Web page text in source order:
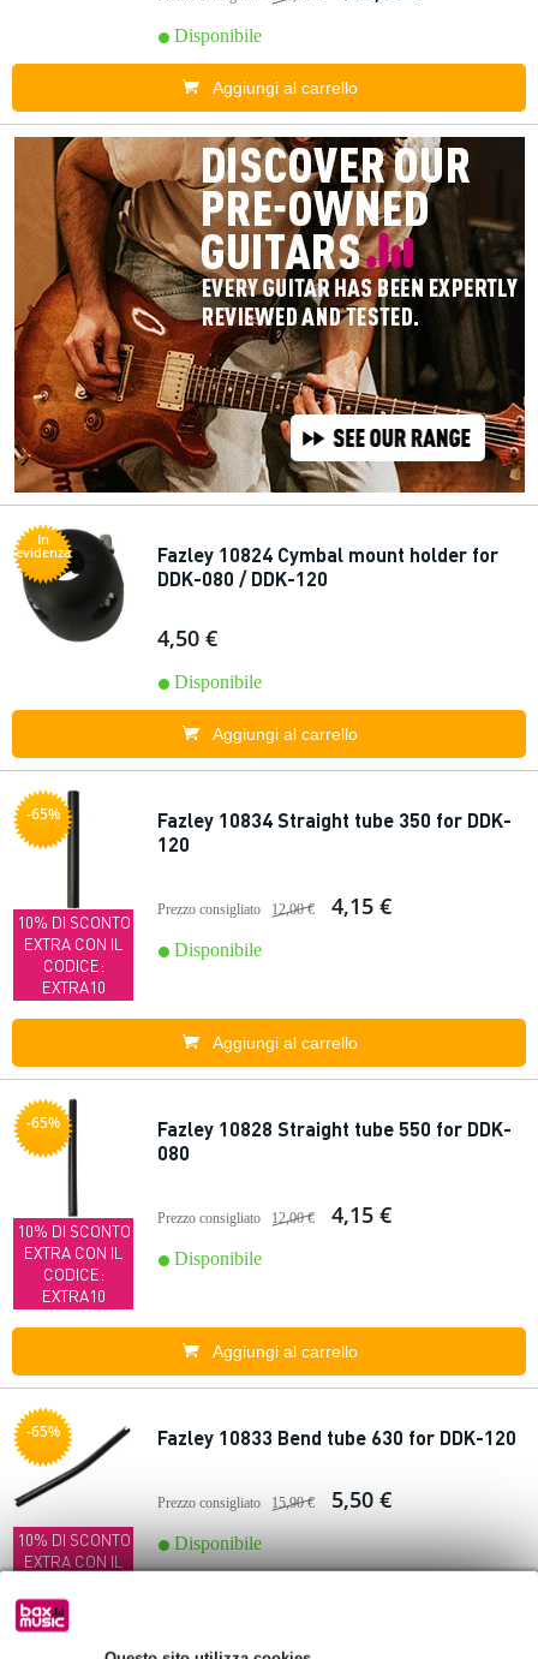
Disponibile
Aggiungi al carrello
In
evidenza
Fazley 10824 Cymbal mount holder for
DDK-080 / DDK-120
4,50 €
Disponibile
Aggiungi al carrello
-65%
10% DI SCONTO
EXTRA CON IL
CODICE:
EXTRA10
Fazley 10834 Straight tube 350 for DDK-
120
Prezzo consigliato 12,00 € 4,15 €
Disponibile
Aggiungi al carrello
-65%
10% DI SCONTO
EXTRA CON IL
CODICE:
EXTRA10
Fazley 10828 Straight tube 550 for DDK-
080
Prezzo consigliato 12,00 € 4,15 €
Disponibile
Aggiungi al carrello
-65%
10% DI SCONTO
EXTRA CON IL
EXTRA10
Fazley 10833 Bend tube 630 for DDK-120
Prezzo consigliato 15,90 € 5,50 €
Disponibile